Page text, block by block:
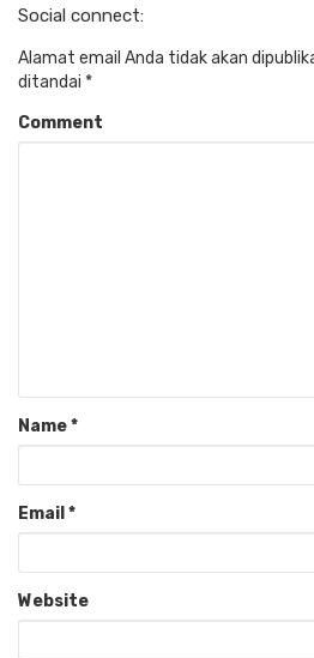
Social connect:
Alamat email Anda tidak akan
ditandai *
Comment
Name*
Email *
Website